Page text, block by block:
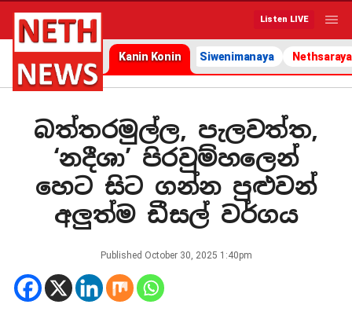
Listen LIVE
Kanin Konin Siwenimanaya Nethsaraya
බත්තරමුල්ල, පැලවත්ත,
‘නදීශා’ පිරවුම්හලෙන්
හෙට සිට ගන්න පුළුවන්
අලුත්ම ඩීසල් වර්ගය
Published October 30, 2025 1:40pm